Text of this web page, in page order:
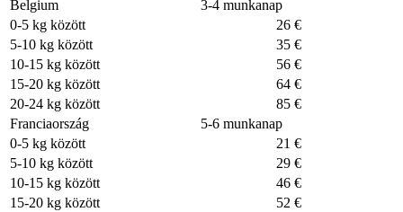
Belgium
3-4 munkanap
0-5 kg között
26 €
5-10 kg között
35 €
10-15 kg között
56 €
15-20 kg között
64 €
20-24 kg között
85 €
Franciaország
5-6 munkanap
0-5 kg között
21 €
5-10 kg között
29 €
10-15 kg között
46 €
15-20 kg között
52 €